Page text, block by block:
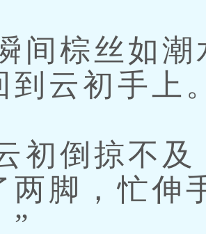
棕丝如潮
到云初手上
倒掠不及
两脚，忙伸
”